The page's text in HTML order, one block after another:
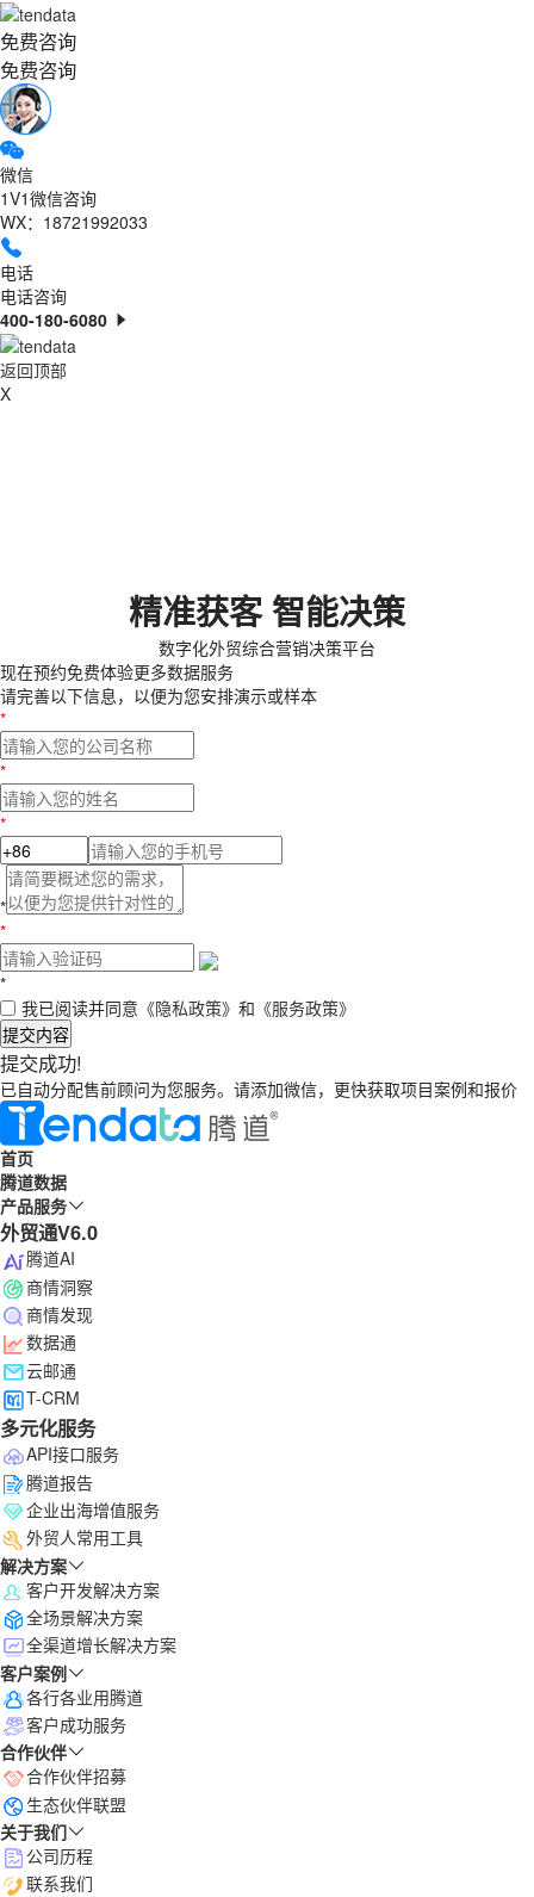
免费咨询
免费咨询
微信
1V1微信咨询
WX：18721992033
电话
电话咨询
400-180-6080
返回顶部
X
精准获客 智能决策
数字化外贸综合营销决策平台
现在预约免费体验更多数据服务
请完善以下信息，以便为您安排演示或样本
*
*
*
*
*
*
我已阅读并同意 《隐私政策》 和 《服务政策》
提交内容
提交成功!
已自动分配售前顾问为您服务。请添加微信，更快获取项目案例和报价
首页
腾道数据
产品服务
外贸通V6.0
腾道AI
商情洞察
商情发现
数据通
云邮通
T-CRM
多元化服务
API接口服务
腾道报告
企业出海增值服务
外贸人常用工具
解决方案
客户开发解决方案
全场景解决方案
全渠道增长解决方案
客户案例
各行各业用腾道
客户成功服务
合作伙伴
合作伙伴招募
生态伙伴联盟
关于我们
公司历程
联系我们